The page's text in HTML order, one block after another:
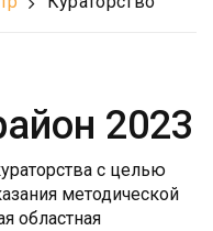
2023
с целью
методической
областная